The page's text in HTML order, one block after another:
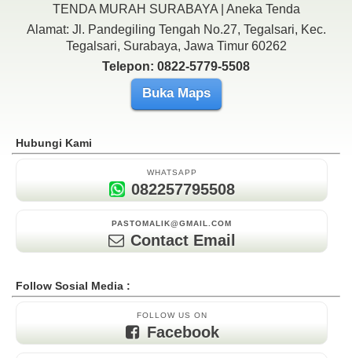
TENDA MURAH SURABAYA | Aneka Tenda
Alamat: Jl. Pandegiling Tengah No.27, Tegalsari, Kec.
Tegalsari, Surabaya, Jawa Timur 60262
Telepon: 0822-5779-5508
Buka Maps
Hubungi Kami
WHATSAPP
082257795508
PASTOMALIK@GMAIL.COM
Contact Email
Follow Sosial Media :
FOLLOW US ON
Facebook